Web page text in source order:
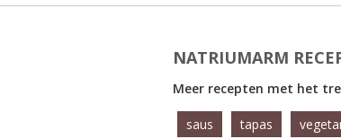
NATRIUMARM
Meer recepten met het
saus tapas